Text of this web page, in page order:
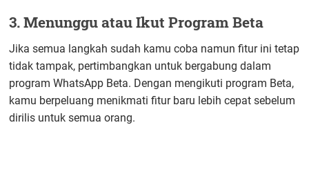
3. Menunggu atau Ikut Program Beta
Jika semua langkah sudah kamu coba namun fitur ini tetap
tidak tampak, pertimbangkan untuk bergabung dalam
program WhatsApp Beta. Dengan mengikuti program Beta,
kamu berpeluang menikmati fitur baru lebih cepat sebelum
dirilis untuk semua orang.